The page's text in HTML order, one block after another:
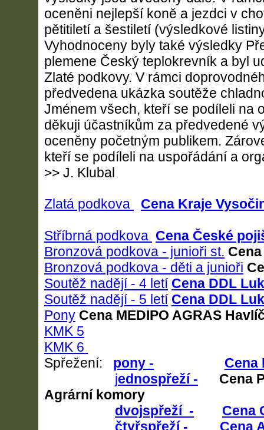
oceněni nejlepší koně a jezdci v
pětitiletí a šestiletí (výsledkové
Vyhodnoceny byly také výsledky
plemene Český teplokrevník a byl
Zlaté podkovy. V rámci
předvedena ukázka soutěže
Jménem všech, kteří se podíleli na
děkuji účastníkům za předvedené
oceněny početným publikem.
kteří se podíleli na uspořádání a
>> J. Klubal
Zlatá podkova Cena Kraje
Stříbrná podkova Cena České
Bronzová podkova - junioři st.
Bronzová podkova - děti a junioři
Soutěž nadějí - 4 letí Cena DDL
Soutěž nadějí - 5 letí Cena DDL
Pony Cena MEDIPO AGRAS
KMK 5
KMK 6
Spřežení: pony -
Cena
jednospřeží - Cena
Agrární komory
dvojspřeží -
Cena
čtyřspřeží -
Cena